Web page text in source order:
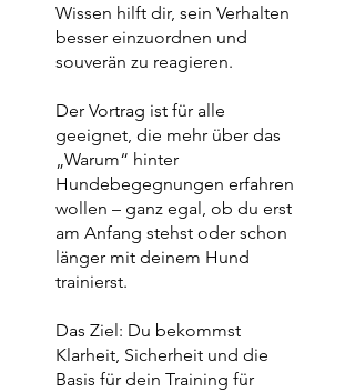
Wissen hilft dir, sein Verhalten
besser einzuordnen und
souverän zu reagieren.
Der Vortrag ist für alle
geeignet, die mehr über das
„Warum“ hinter
Hundebegegnungen erfahren
wollen – ganz egal, ob du erst
am Anfang stehst oder schon
länger mit deinem Hund
trainierst.
Das Ziel: Du bekommst
Klarheit, Sicherheit und die
Basis für dein Training für